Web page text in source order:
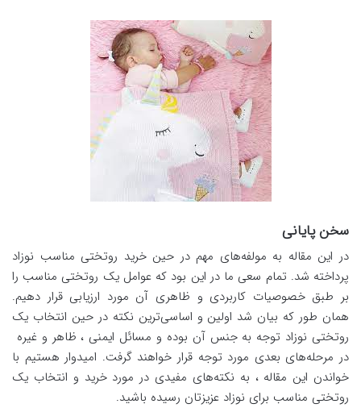
سخن پایانی
در این مقاله به مولفه‌های مهم در حین خرید روتختی مناسب نوزاد
پرداخته شد. تمام سعی ما در این بود که عوامل یک روتختی مناسب را
بر طبق خصوصیات کاربردی و ظاهری آن مورد ارزیابی قرار دهیم.
همان طور که بیان شد اولین و اساسی‌ترین نکته در حین انتخاب یک
روتختی نوزاد توجه به جنس آن بوده و مسائل ایمنی ، ظاهر و غیره
در مرحله‌های بعدی مورد توجه قرار خواهند گرفت. امیدوار هستیم با
خواندن این مقاله ، به نکته‌های مفیدی در مورد خرید و انتخاب یک
روتختی مناسب برای نوزاد عزیزتان رسیده باشید.